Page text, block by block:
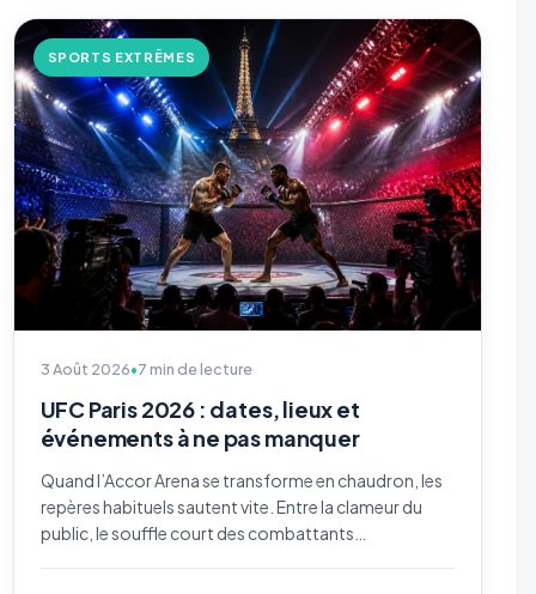
SPORTS EXTRÊMES
3 Août 2026•7 min de lecture
UFC Paris 2026 : dates, lieux et
événements à ne pas manquer
Quand l’Accor Arena se transforme en chaudron, les
repères habituels sautent vite. Entre la clameur du
public, le souffle court des combattants…